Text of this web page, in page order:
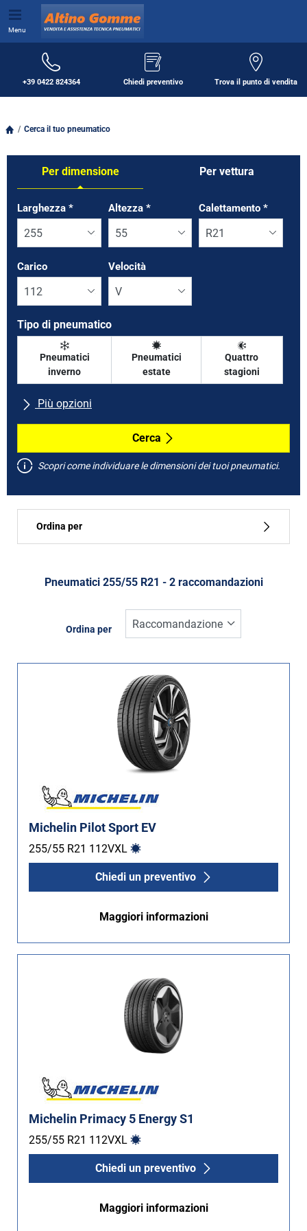
Menu
+39 0422 824364 Chiedi preventivo Trova il punto di vendita
Cerca il tuo pneumatico
Per dimensione Per vettura
Tab updated: Per dimensione
Larghezza * Altezza * Calettamento*
Carico Velocità
Tipo di pneumatico
Pneumatici
inverno
Pneumatici
estate
Quattro
stagioni
Più opzioni
Tutte le marche
Tipo di vettura
Run flat
Cerca
Scopri come individuare le dimensioni dei tuoi pneumatici.
Ordina per
Tipo di pneumatico
Inverno (0)
Quattro stagioni (0)
4X4 (0)
Furgone (0)
Camper (0)
Run flat
Runflat (0)
Non Run flat (2)
Pneumatici ‎255/55 R21 - 2 raccomandazioni
Ordina per
Michelin Pilot Sport EV
255/55 R21 112VXL
Chiedi un preventivo
Maggiori informazioni
Michelin Primacy 5 Energy S1
255/55 R21 112VXL
Chiedi un preventivo
Maggiori informazioni